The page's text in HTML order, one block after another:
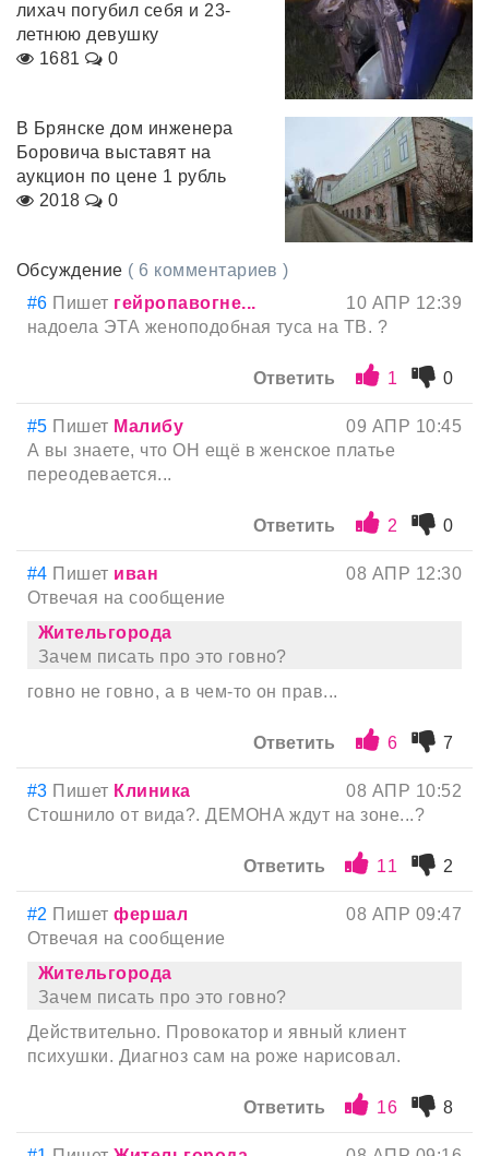
лихач погубил себя и 23-
летнюю девушку
1681
0
В Брянске дом инженера
Боровича выставят на
аукцион по цене 1 рубль
2018
0
Обсуждение ( 6 комментариев )
#6 Пишет гейропавогне...
10 АПР 12:39
надоела ЭТА женоподобная туса на ТВ. ?
Ответить 1 0
#5 Пишет Малибу
09 АПР 10:45
А вы знаете, что ОН ещё в женское платье
переодевается...
Ответить 2 0
#4 Пишет иван
08 АПР 12:30
Отвечая на сообщение
Жительгорода
Зачем писать про это говно?
говно не говно, а в чем-то он прав...
Ответить 6 7
#3 Пишет Клиника
08 АПР 10:52
Стошнило от вида?. ДЕМОНА ждут на зоне...?
Ответить 11 2
#2 Пишетфершал
08 АПР 09:47
Отвечая на сообщение
Жительгорода
Зачем писать про это говно?
Действительно. Провокатор и явный клиент
психушки. Диагноз сам на роже нарисовал.
Ответить 16 8